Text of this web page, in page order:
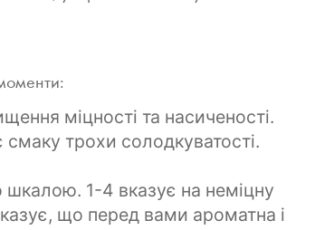
міцності та насиченості.
трохи солодкуватості.
шкалою. 1-4 вказує на неміцну
що перед вами ароматна і